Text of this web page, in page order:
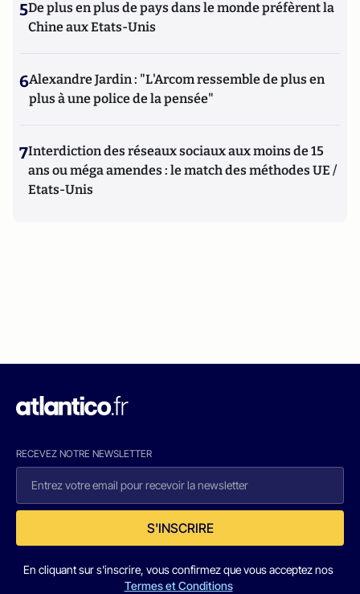
5De plus en plus de pays dans le monde préfèrent la
Chine aux Etats-Unis
6Alexandre Jardin : "L'Arcom ressemble de plus en
plus à une police de la pensée"
7Interdiction des réseaux sociaux aux moins de 15
ans ou méga amendes : le match des méthodes UE /
Etats-Unis
RECEVEZ NOTRE NEWSLETTER
S'INSCRIRE
En cliquant sur s'inscrire, vous confirmez que vous acceptez nos
Termes et Conditions